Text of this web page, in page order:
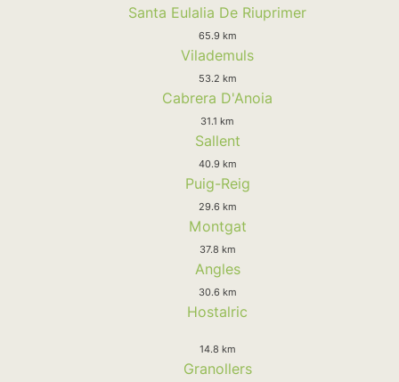
Santa Eulalia De Riuprimer
65.9 km
Vilademuls
53.2 km
Cabrera D'Anoia
31.1 km
Sallent
40.9 km
Puig-Reig
29.6 km
Montgat
37.8 km
Angles
30.6 km
Hostalric
14.8 km
Granollers